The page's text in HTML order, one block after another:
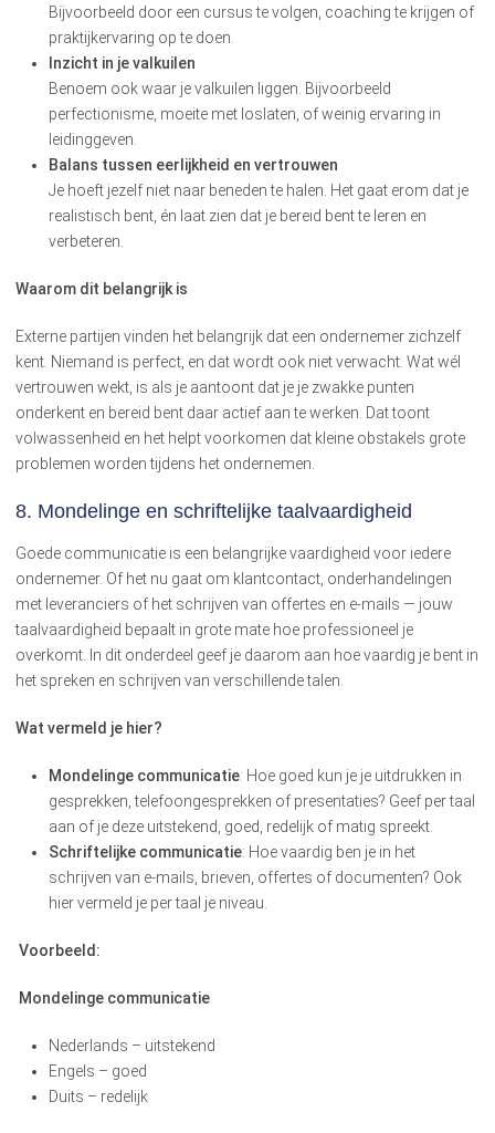
Bijvoorbeeld door een cursus te volgen, coaching te krijgen of
praktijkervaring op te doen.
Inzicht in je valkuilen
Benoem ook waar je valkuilen liggen. Bijvoorbeeld
perfectionisme, moeite met loslaten, of weinig ervaring in
leidinggeven.
Balans tussen eerlijkheid en vertrouwen
Je hoeft jezelf niet naar beneden te halen. Het gaat erom dat je
realistisch bent, én laat zien dat je bereid bent te leren en
verbeteren.
Waarom dit belangrijk is
Externe partijen vinden het belangrijk dat een ondernemer zichzelf
kent. Niemand is perfect, en dat wordt ook niet verwacht. Wat wél
vertrouwen wekt, is als je aantoont dat je je zwakke punten
onderkent en bereid bent daar actief aan te werken. Dat toont
volwassenheid en het helpt voorkomen dat kleine obstakels grote
problemen worden tijdens het ondernemen.
8. Mondelinge en schriftelijke taalvaardigheid
Goede communicatie is een belangrijke vaardigheid voor iedere
ondernemer. Of het nu gaat om klantcontact, onderhandelingen
met leveranciers of het schrijven van offertes en e-mails — jouw
taalvaardigheid bepaalt in grote mate hoe professioneel je
overkomt. In dit onderdeel geef je daarom aan hoe vaardig je bent in
het spreken en schrijven van verschillende talen.
Wat vermeld je hier?
Mondelinge communicatie: Hoe goed kun je je uitdrukken in
gesprekken, telefoongesprekken of presentaties? Geef per taal
aan of je deze uitstekend, goed, redelijk of matig spreekt.
Schriftelijke communicatie: Hoe vaardig ben je in het
schrijven van e-mails, brieven, offertes of documenten? Ook
hier vermeld je per taal je niveau.
Voorbeeld:
Mondelinge communicatie
Nederlands – uitstekend
Engels – goed
Duits – redelijk